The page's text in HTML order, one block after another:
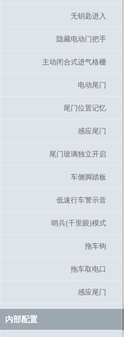
无钥匙进入
隐藏电动门把手
主动闭合式进气格栅
电动尾门
尾门位置记忆
感应尾门
尾门玻璃独立开启
车侧脚踏板
低速行车警示音
哨兵(千里眼)模式
拖车钩
拖车取电口
感应尾门
内部配置
无钥匙进入
隐藏电动门把手
主动闭合式进气格栅
电动尾门
尾门位置记忆
感应尾门
尾门玻璃独立开启
车侧脚踏板
低速行车警示音
哨兵(千里眼)模式
拖车钩
拖车取电口
感应尾门
内部配置